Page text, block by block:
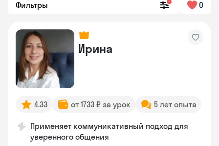
Фильтры 0
Ирина
4.33 от 1733 ₽ за урок 5 лет опыта
Применяет коммуникативный подход для
уверенного общения